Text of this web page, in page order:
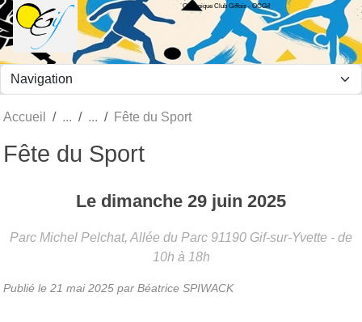
Olympique Club Giffois - OCGif
Accueil Fête du Sport
Fête du Sport
Le dimanche 29 juin 2025
Parc Michel Pelchat, Allée du Parc 91190 Gif-sur-Yvette - de
10h à 18h
Publié le 21 mai 2025 par Béatrice SPIWACK
Panneau de gestion des cookies